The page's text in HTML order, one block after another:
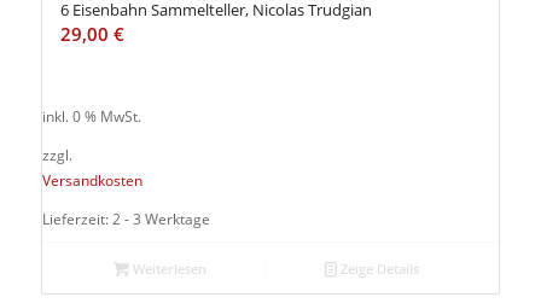
6 Eisenbahn Sammelteller, Nicolas Trudgian
29,00 €
inkl. 0 % MwSt.
zzgl.
Versandkosten
Lieferzeit: 2 - 3 Werktage
Weiterlesen Zeige Details